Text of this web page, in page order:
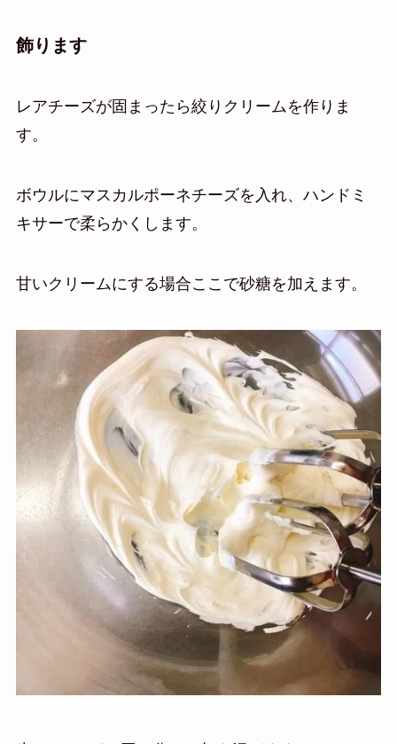
飾ります
レアチーズが固まったら絞りクリームを作りま
す。
ボウルにマスカルポーネチーズを入れ、ハンドミ
キサーで柔らかくします。
甘いクリームにする場合ここで砂糖を加えます。